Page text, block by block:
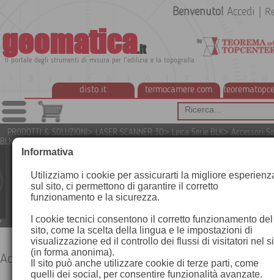
geomatica.it
Il portale degli strumenti di misura per l'edilizia e la topografia
disto.it termocamere.com
Benvenuto! Accedi
PRODOTTI & SOLUZIONI> LASER SCANNER 3D> Leica Serie BLK> Accessori
BLK3D
Accessori Software BLK3D
Informativa
Utilizziamo i cookie per assicurarti la migliore
sul sito, ci permettono di garantire il corretto
funzionamento e la sicurezza.
I cookie tecnici consentono il corretto funzionamento del
sito, come la scelta della lingua e le impostazioni di
visualizzazione ed il controllo dei flussi di visitatori nel
(in forma anonima).
Il sito può anche utilizzare cookie di terze parti, come
quelli dei social, per consentire funzionalità avanzate.